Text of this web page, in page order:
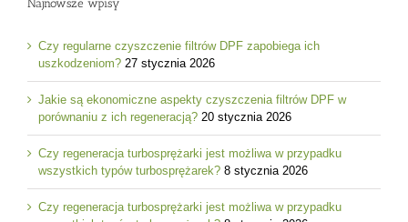
Najnowsze wpisy
Czy regularne czyszczenie filtrów DPF zapobiega ich
uszkodzeniom? 27 stycznia 2026
Jakie są ekonomiczne aspekty czyszczenia filtrów DPF w
porównaniu z ich regeneracją? 20 stycznia 2026
Czy regeneracja turbosprężarki jest możliwa w przypadku
wszystkich typów turbosprężarek? 8 stycznia 2026
Czy regeneracja turbosprężarki jest możliwa w przypadku